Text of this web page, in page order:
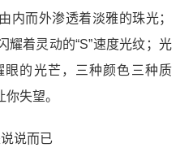
内而外渗透着淡雅的珠光；
耀着灵动的“S”速度光纹；光
的光芒，三种颜色三种质
失望。